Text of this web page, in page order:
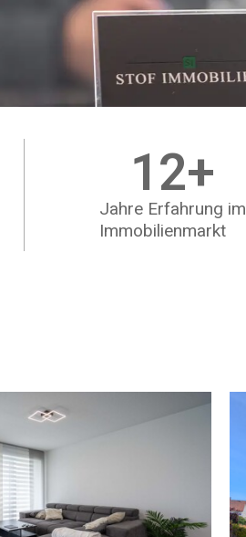
Jahre Erfahrung im
Immobilienmarkt
12+